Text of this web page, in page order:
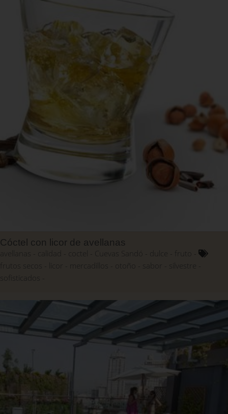
Cóctel con licor de avellanas
avellanas
coctel Cuevas Sandó dulce
fruto
frutos secos
mercadillos otoño
silvestre
sofisticados